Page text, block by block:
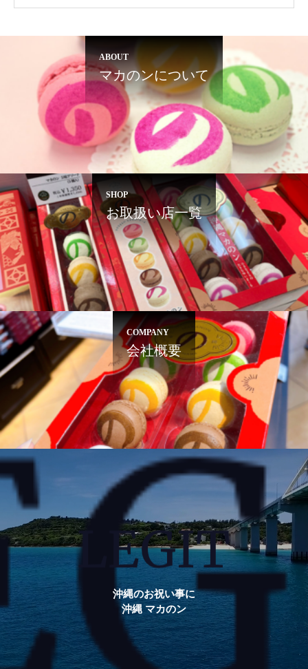
ABOUT
マカのンについて
SHOP
お取扱い店一覧
COMPANY
会社概要
沖縄のお祝い事に
沖縄 マカのン